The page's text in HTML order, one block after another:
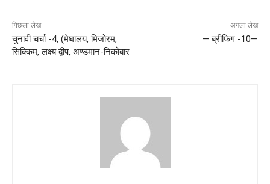
पिछला लेख
चुनावी चर्चा -4, (मेघालय, मिजोरम,
सिक्किम, लक्ष्य द्वीप, अण्डमान-निकोबार
अगला लेख
— ब्रीफिंग -10—